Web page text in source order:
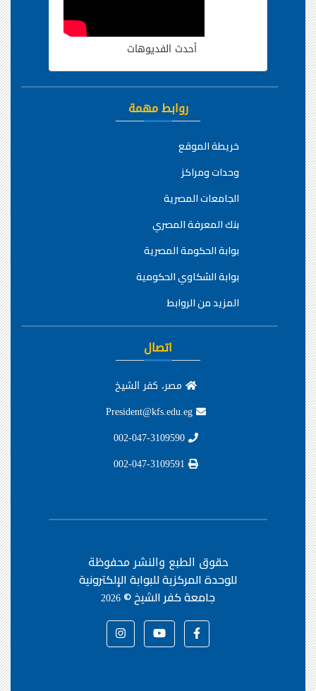
أحدث الفديوهات
روابط مهمة
خريطة الموقع
وحدات ومراكز
الجامعات المصرية
بنك المعرفة المصري
بوابة الحكومة المصرية
بوابة الشكاوي الحكومية
المزيد من الروابط
اتصال
مصر، كفر الشيخ
حقوق الطبع والنشر محفوظة
للوحدة المركزية للبوابة الإلكترونية
جامعة كفر الشيخ ©2026